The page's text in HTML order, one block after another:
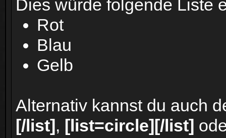
Dies würde folgende Liste
Rot
Blau
Gelb
Alternativ kannst du auch
[/list], [list=circle][/list]